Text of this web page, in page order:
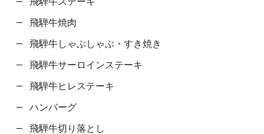
飛騨牛焼肉
飛騨牛しゃぶしゃぶ・すき焼き
飛騨牛サーロインステーキ
飛騨牛ヒレステーキ
ハンバーグ
飛騨牛切り落とし